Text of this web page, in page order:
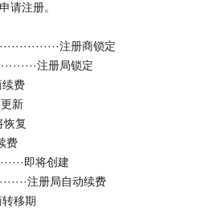
请注册。
注册商锁定
注册局锁定
续费
更新
恢复
费
即将创建
注册局自动续费
转移期